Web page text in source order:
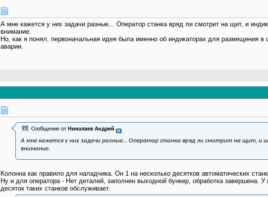
А мне кажется у них задачи разные... Оператор станка вряд ли смотрит на щит, и
внимание.
Но, как я понял, первоначальная идея была именно об индикаторах для размещения
аварии.
Сообщение от Николаев Андрей
А мне кажется у них задачи разные... Оператор станка вряд ли смотрит на щит, и
внимание.
Колонна как правило для наладчика. Он 1 на несколько десятков автоматических
Ну и для оператора - Нет деталей, заполнен выходной бункер, обработка завершена.
десяток таких станков обслуживает.